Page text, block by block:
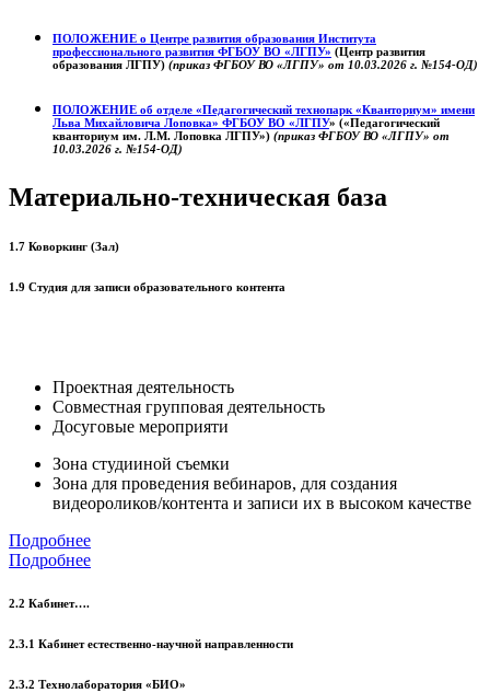
ПОЛОЖЕНИЕ о Центре развития образования Института
профессионального развития ФГБОУ ВО «ЛГПУ» (Центр развития
образования ЛГПУ) (приказ ФГБОУ ВО «ЛГПУ» от 10.03.2026 г. №154-ОД)
ПОЛОЖЕНИЕ об отделе «Педагогический технопарк «Кванториум» имени
Льва Михайловича Лоповка» ФГБОУ ВО «ЛГПУ» («Педагогический
кванториум им. Л.М. Лоповка ЛГПУ») (приказ ФГБОУ ВО «ЛГПУ» от
10.03.2026 г. №154-ОД)
Материально-техническая база
1.7 Коворкинг (Зал)
1.9 Студия для записи образовательного контента
Проектная деятельность
Совместная групповая деятельность
Досуговые мероприяти
Зона студииной съемки
Зона для проведения вебинаров, для создания
видеороликов/контента и записи их в высоком качестве
Подробнее
Подробнее
2.2 Кабинет….
2.3.1 Кабинет естественно-научной направленности
2.3.2 Технолаборатория «БИО»